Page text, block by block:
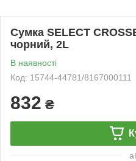
Сумка SELECT
чорний, 2L
В наявності
Код: 15744-44781/8167000111
832 ₴